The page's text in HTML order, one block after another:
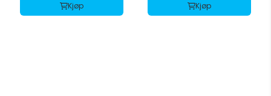
Kjøp
Kjøp